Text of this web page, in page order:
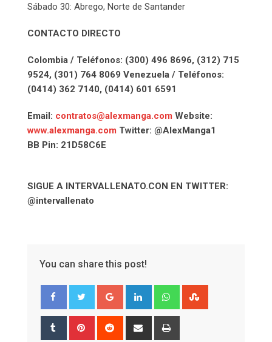
Sábado 30: Abrego, Norte de Santander
CONTACTO DIRECTO
Colombia / Teléfonos: (300) 496 8696, (312) 715
9524, (301) 764 8069 Venezuela / Teléfonos:
(0414) 362 7140, (0414) 601 6591
Email: contratos@alexmanga.com Website:
www.alexmanga.com Twitter: @AlexManga1
BB Pin: 21D58C6E
SIGUE A INTERVALLENATO.CON EN TWITTER:
@intervallenato
You can share this post!
Google+ LinkedIn Whatsapp
Tumblr Pinterest Reddit
Share